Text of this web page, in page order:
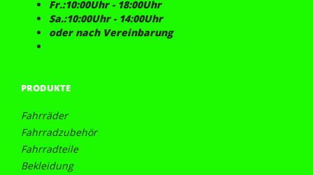
Fr.:10:00Uhr - 18:00Uhr
Sa.:10:00Uhr - 14:00Uhr
oder nach Vereinbarung
PRODUKTE
Fahrräder
Fahrradzubehör
Fahrradteile
Bekleidung